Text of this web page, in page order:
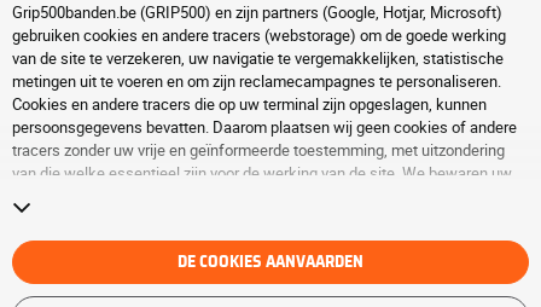
Grip500banden.be (GRIP500) en zijn partners (Google, Hotjar, Microsoft)
gebruiken cookies en andere tracers (webstorage) om de goede werking
van de site te verzekeren, uw navigatie te vergemakkelijken, statistische
metingen uit te voeren en om zijn reclamecampagnes te personaliseren.
Cookies en andere tracers die op uw terminal zijn opgeslagen, kunnen
persoonsgegevens bevatten. Daarom plaatsen wij geen cookies of andere
tracers zonder uw vrije en geïnformeerde toestemming, met uitzondering
van die welke essentieel zijn voor de werking van de site. We bewaren uw
naar de pagina over
om verder te surfen zonder het deponeren van cookies of andere tracers te
aanvaarden. Weigering verhindert de toegang tot diensten niet GRIP500.
Voor meer informatie,bezoek de cookies en andere tracerspagina.
DE COOKIES AANVAARDEN